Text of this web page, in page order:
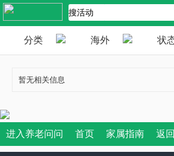
分类 海外 状
暂无相关信息
进入养老问问 首页 家属指南 返